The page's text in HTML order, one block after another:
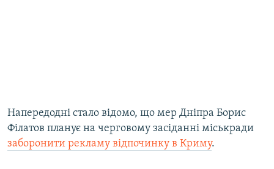
Напередодні стало відомо, що мер Дніпра Борис
Філатов планує на черговому засіданні міськради
заборонити рекламу відпочинку в Криму.